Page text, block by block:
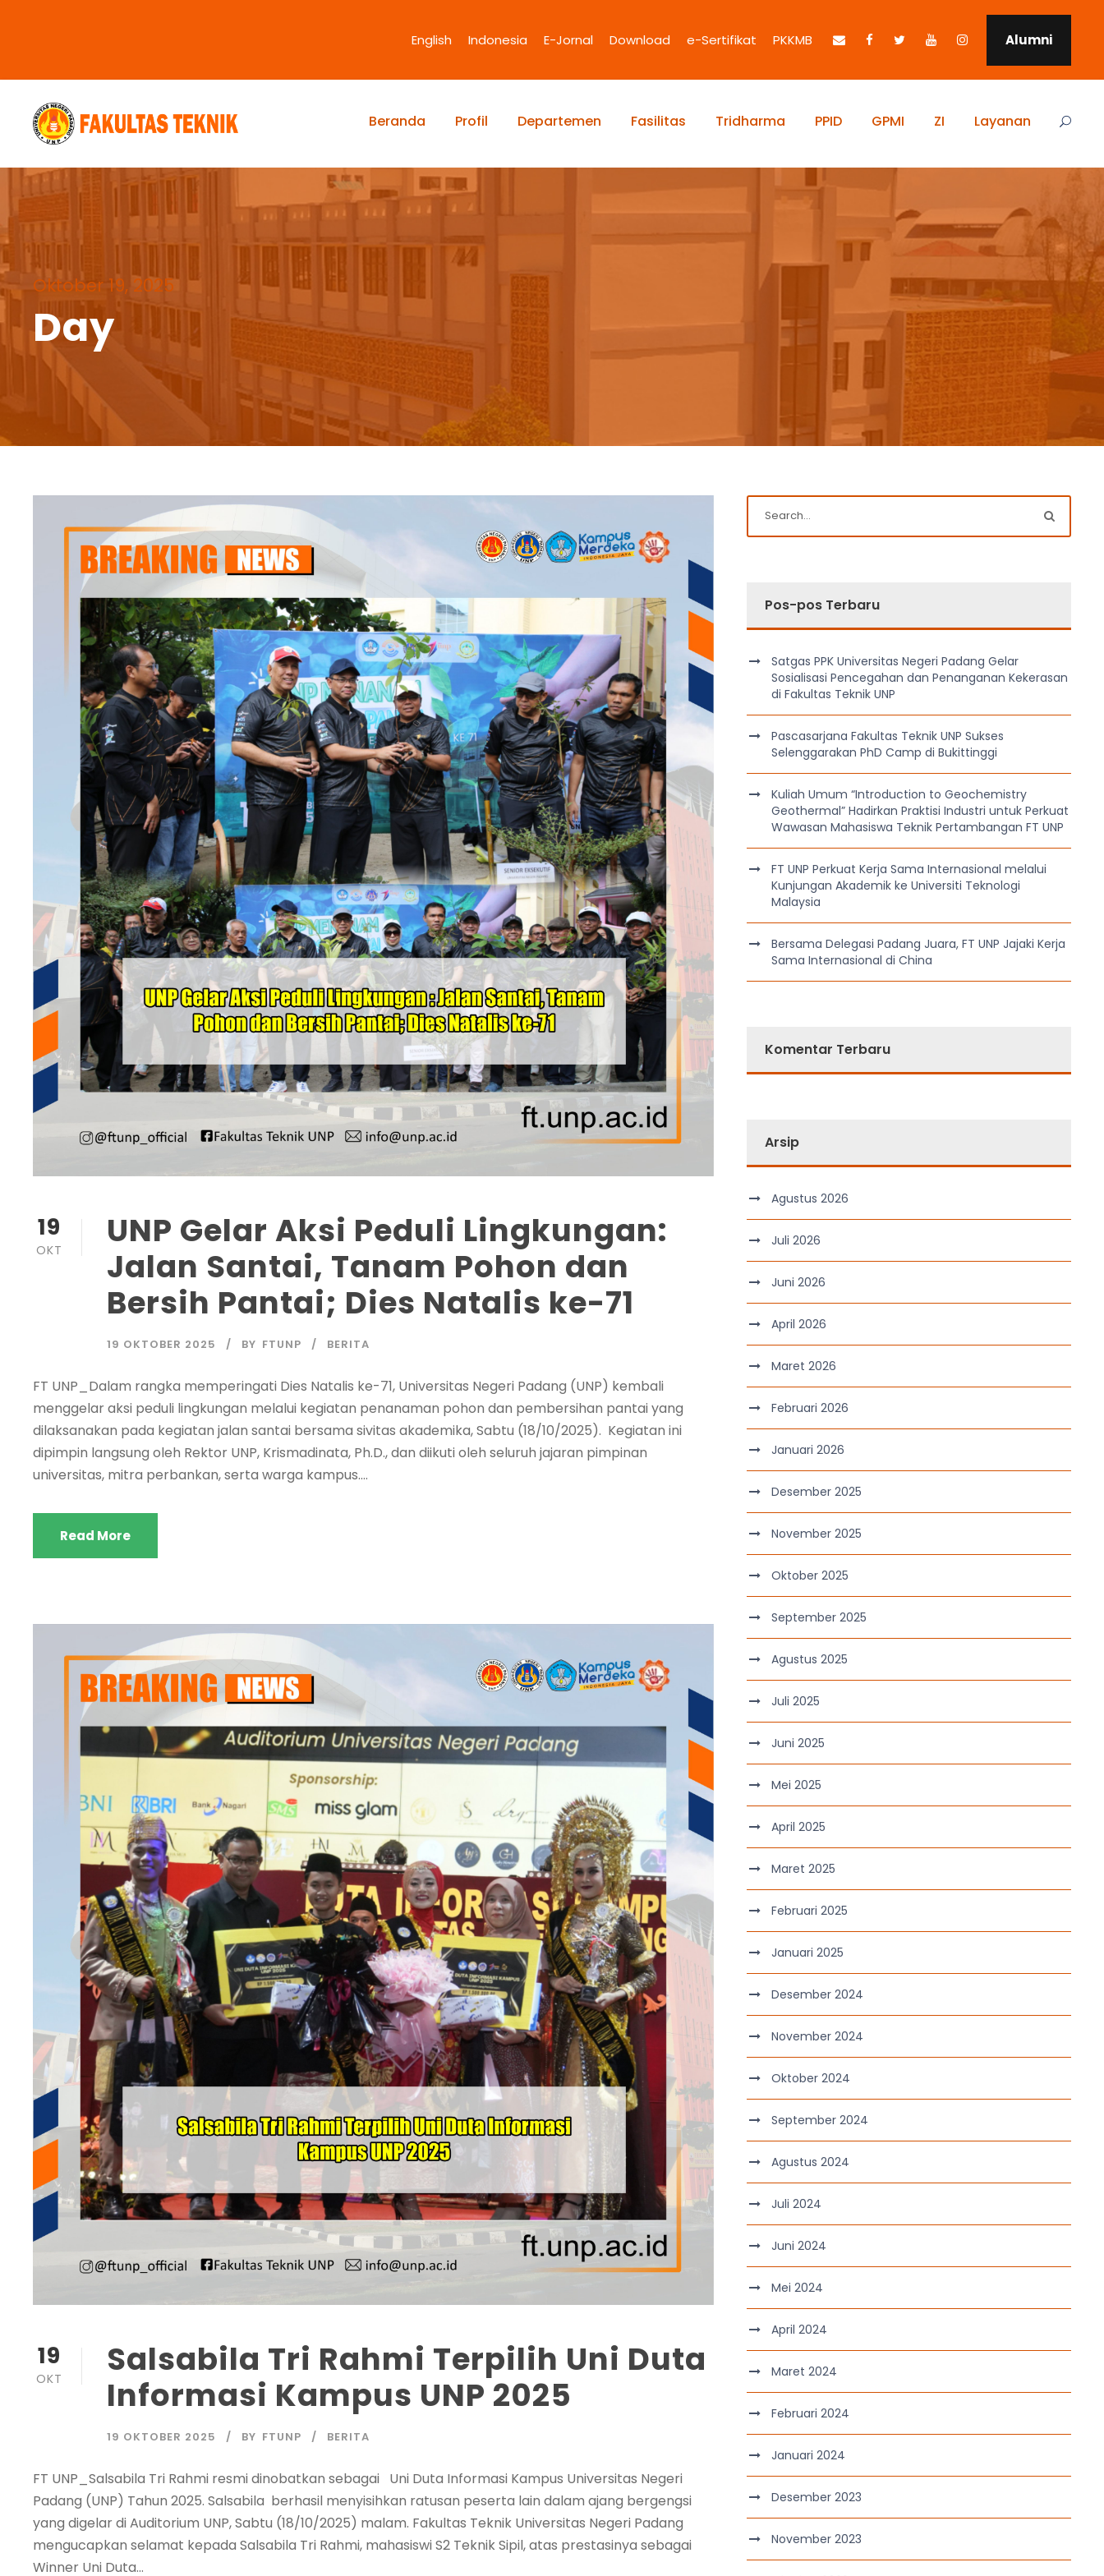
English Indonesia E-Jornal Download e-Sertifikat PKKMB Alumni
Beranda Profil Departemen Fasilitas Tridharma PPID GPMI ZI Layanan
Oktober 19, 2025
Day
19
OKT
UNP Gelar Aksi Peduli Lingkungan:
Jalan Santai, Tanam Pohon dan
Bersih Pantai; Dies Natalis ke-71
19 OKTOBER 2025 BY FTUNP BERITA
FT UNP_Dalam rangka memperingati Dies Natalis ke-71, Universitas Negeri Padang (UNP) kembali
menggelar aksi peduli lingkungan melalui kegiatan penanaman pohon dan pembersihan pantai yang
dilaksanakan pada kegiatan jalan santai bersama sivitas akademika, Sabtu (18/10/2025). Kegiatan ini
dipimpin langsung oleh Rektor UNP, Krismadinata, Ph.D., dan diikuti oleh seluruh jajaran pimpinan
universitas, mitra perbankan, serta warga kampus....
Read More
19
OKT
Salsabila Tri Rahmi Terpilih Uni Duta
Informasi Kampus UNP 2025
19 OKTOBER 2025 BY FTUNP BERITA
FT UNP_Salsabila Tri Rahmi resmi dinobatkan sebagai Uni Duta Informasi Kampus Universitas Negeri
Padang (UNP) Tahun 2025. Salsabila berhasil menyisihkan ratusan peserta lain dalam ajang bergengsi
yang digelar di Auditorium UNP, Sabtu (18/10/2025) malam. Fakultas Teknik Universitas Negeri Padang
mengucapkan selamat kepada Salsabila Tri Rahmi, mahasiswi S2 Teknik Sipil, atas prestasinya sebagai
Winner Uni Duta...
Pos-pos Terbaru
Satgas PPK Universitas Negeri Padang Gelar
Sosialisasi Pencegahan dan Penanganan Kekerasan
di Fakultas Teknik UNP
Pascasarjana Fakultas Teknik UNP Sukses
Selenggarakan PhD Camp di Bukittinggi
Kuliah Umum “Introduction to Geochemistry
Geothermal” Hadirkan Praktisi Industri untuk Perkuat
Wawasan Mahasiswa Teknik Pertambangan FT UNP
FT UNP Perkuat Kerja Sama Internasional melalui
Kunjungan Akademik ke Universiti Teknologi
Malaysia
Bersama Delegasi Padang Juara, FT UNP Jajaki Kerja
Sama Internasional di China
Komentar Terbaru
Arsip
Agustus 2026
Juli 2026
Juni 2026
April 2026
Maret 2026
Februari 2026
Januari 2026
Desember 2025
November 2025
Oktober 2025
September 2025
Agustus 2025
Juli 2025
Juni 2025
Mei 2025
April 2025
Maret 2025
Februari 2025
Januari 2025
Desember 2024
November 2024
Oktober 2024
September 2024
Agustus 2024
Juli 2024
Juni 2024
Mei 2024
April 2024
Maret 2024
Februari 2024
Januari 2024
Desember 2023
November 2023